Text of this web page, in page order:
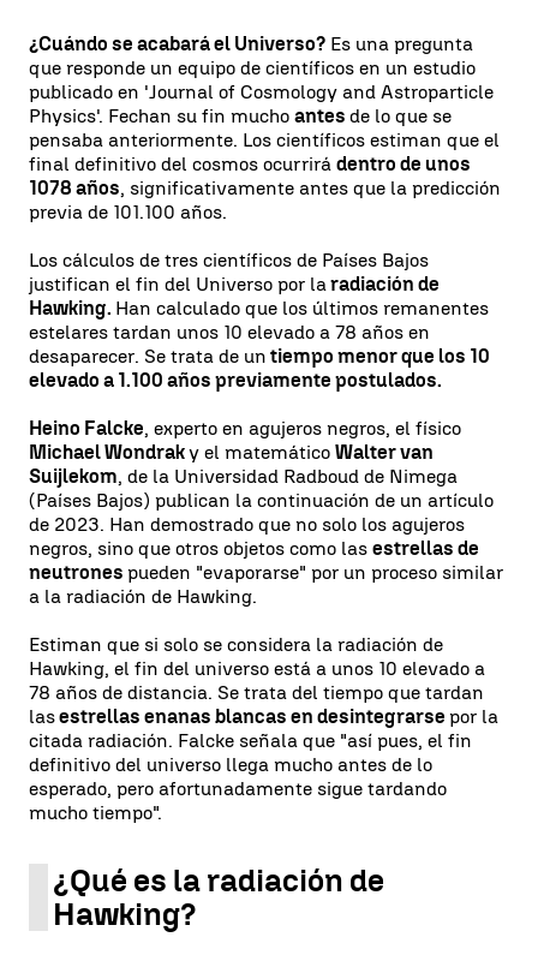
¿Cuándo se acabará el Universo? Es una pregunta
que responde un equipo de científicos en un estudio
publicado en 'Journal of Cosmology and Astroparticle
Physics'. Fechan su fin mucho antes de lo que se
pensaba anteriormente. Los científicos estiman que el
final definitivo del cosmos ocurrirá dentro de unos
1078 años, significativamente antes que la predicción
previa de 101.100 años.
Los cálculos de tres científicos de Países Bajos
justifican el fin del Universo por la radiación de
Hawking. Han calculado que los últimos remanentes
estelares tardan unos 10 elevado a 78 años en
desaparecer. Se trata de un tiempo menor que los 10
elevado a 1.100 años previamente postulados.
Heino Falcke, experto en agujeros negros, el físico
Michael Wondraky el matemático Walter van
Suijlekom, de la Universidad Radboud de Nimega
(Países Bajos) publican la continuación de un artículo
de 2023. Han demostrado que no solo los agujeros
negros, sino que otros objetos como las estrellas de
neutrones pueden "evaporarse" por un proceso similar
a la radiación de Hawking.
Estiman que si solo se considera la radiación de
Hawking, el fin del universo está a unos 10 elevado a
78 años de distancia. Se trata del tiempo que tardan
lasestrellas enanas blancas en desintegrarse por la
citada radiación. Falcke señala que "así pues, el fin
definitivo del universo llega mucho antes de lo
esperado, pero afortunadamente sigue tardando
mucho tiempo".
¿Qué es la radiación de
Hawking?